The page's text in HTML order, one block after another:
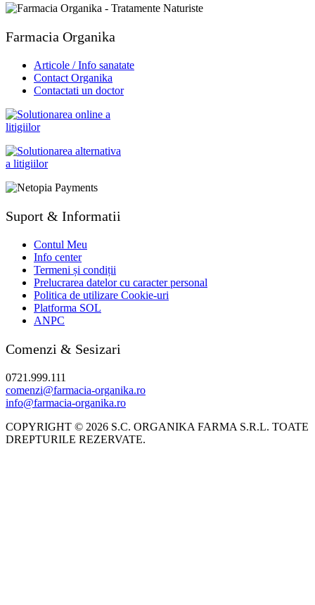
Farmacia Organika
Articole / Info sanatate
Contact Organika
Contactati un doctor
Suport & Informatii
Contul Meu
Info center
Termeni și condiții
Prelucrarea datelor cu caracter personal
Politica de utilizare Cookie-uri
Platforma SOL
ANPC
Comenzi & Sesizari
0721.999.111
comenzi@farmacia-organika.ro
info@farmacia-organika.ro
COPYRIGHT © 2026 S.C. ORGANIKA FARMA S.R.L. TOATE
DREPTURILE REZERVATE.